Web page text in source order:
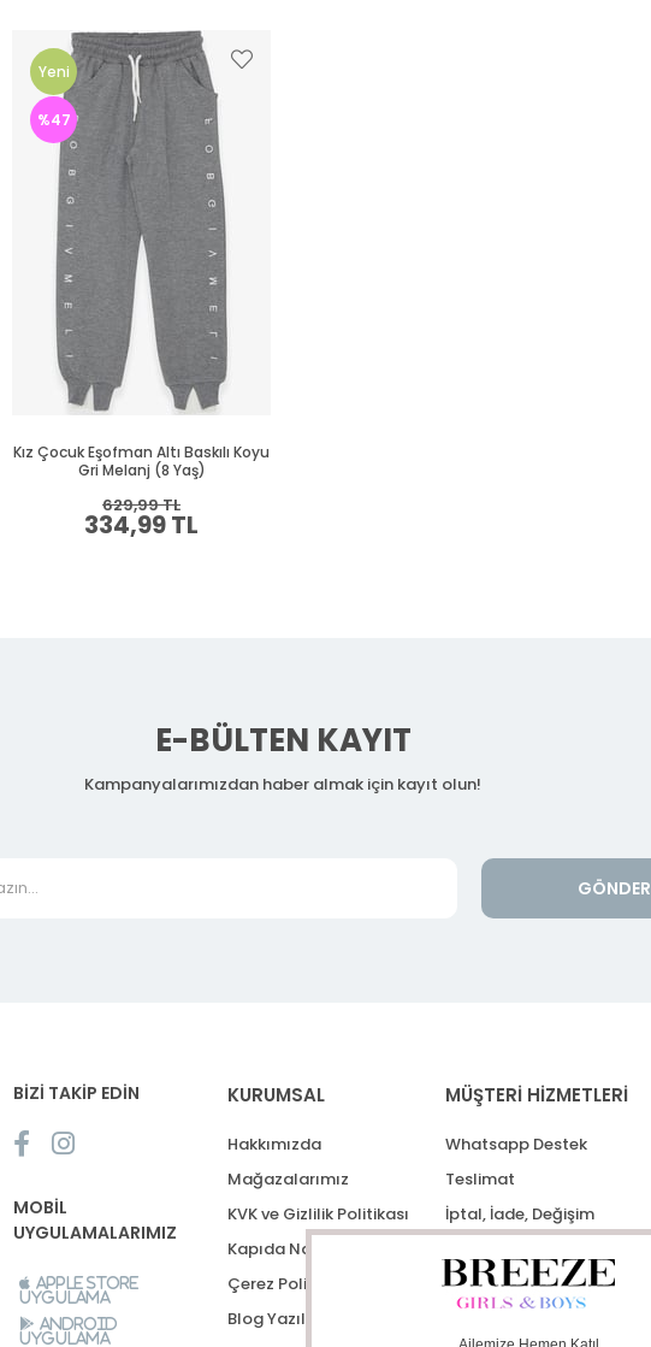
Kız Çocuk Eşofman Altı Baskılı Koyu
Gri Melanj (8 Yaş)
334,99 TL
629,99 TL
%47
Yeni
Ürün
E-BÜLTEN KAYIT
Kampanyalarımızdan haber almak için kayıt olun!
GÖNDER
BİZİ TAKİP EDİN
MOBİL
UYGULAMALARIMIZ
Apple Store
Uygulama
Android
Uygulama
KURUMSAL
Hakkımızda
Mağazalarımız
KVK ve Gizlilik Politikası
Kapıda Nakit Ödeme
Çerez Politikası
Blog Yazıları
MÜŞTERİ HİZMETLERİ
Whatsapp Destek
Teslimat
İptal, İade, Değişim